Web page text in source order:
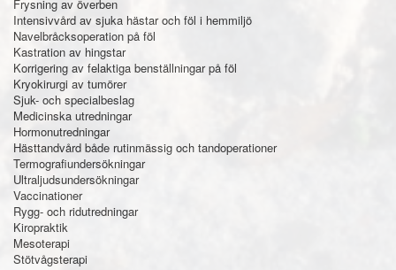
Frysning av överben
Intensivvård av sjuka hästar och föl i hemmiljö
Navelbråcksoperation på föl
Kastration av hingstar
Korrigering av felaktiga benställningar på föl
Kryokirurgi av tumörer
Sjuk- och specialbeslag
Medicinska utredningar
Hormonutredningar
Hästtandvård både rutinmässig och tandoperationer
Termografiundersökningar
Ultraljudsundersökningar
Vaccinationer
Rygg- och ridutredningar
Kiropraktik
Mesoterapi
Stötvågsterapi